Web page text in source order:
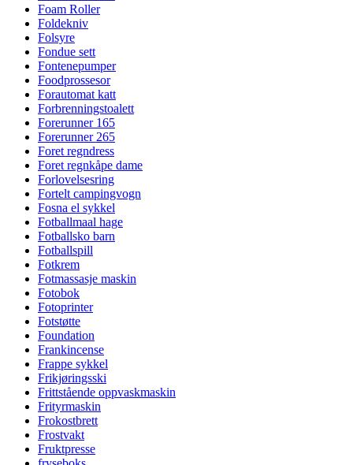
Foam Roller
Foldekniv
Folsyre
Fondue sett
Fontenepumper
Foodprossesor
Forautomat katt
Forbrenningstoalett
Forerunner 165
Forerunner 265
Foret regndress
Foret regnkåpe dame
Forlovelsesring
Fortelt campingvogn
Fosna el sykkel
Fotballmaal hage
Fotballsko barn
Fotballspill
Fotkrem
Fotmassasje maskin
Fotobok
Fotoprinter
Fotstøtte
Foundation
Frankincense
Frappe sykkel
Frikjøringsski
Frittstående oppvaskmaskin
Frityrmaskin
Frokostbrett
Frostvakt
Fruktpresse